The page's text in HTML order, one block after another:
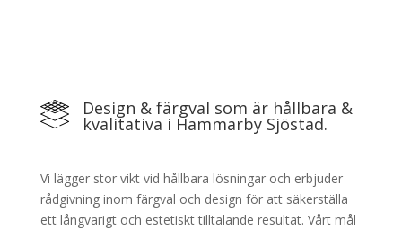
Design & färgval som är hållbara &
kvalitativa i Hammarby Sjöstad.
Vi lägger stor vikt vid hållbara lösningar och erbjuder
rådgivning inom färgval och design för att säkerställa
ett långvarigt och estetiskt tilltalande resultat. Vårt mål